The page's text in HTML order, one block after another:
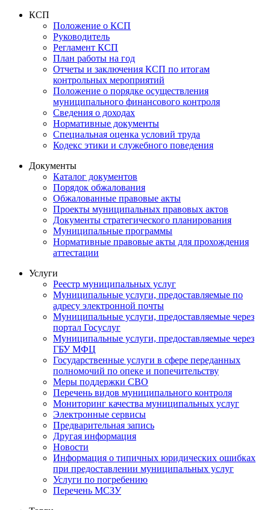
КСП
Положение о КСП
Руководитель
Регламент КСП
План работы на год
Отчеты и заключения КСП по итогам
контрольных мероприятий
Положение о порядке осуществления
муниципального финансового контроля
Сведения о доходах
Нормативные документы
Специальная оценка условий труда
Кодекс этики и служебного поведения
Документы
Каталог документов
Порядок обжалования
Обжалованные правовые акты
Проекты муниципальных правовых актов
Документы стратегического планирования
Муниципальные программы
Нормативные правовые акты для прохождения
аттестации
Услуги
Реестр муниципальных услуг
Муниципальные услуги, предоставляемые по
адресу электронной почты
Муниципальные услуги, предоставляемые через
портал Госуслуг
Муниципальные услуги, предоставляемые через
ГБУ МФЦ
Государственные услуги в сфере переданных
полномочий по опеке и попечительству
Меры поддержки СВО
Перечень видов муниципального контроля
Мониторинг качества муниципальных услуг
Электронные сервисы
Предварительная запись
Другая информация
Новости
Информация о типичных юридических ошибках
при предоставлении муниципальных услуг
Услуги по погребению
Перечень МСЗУ